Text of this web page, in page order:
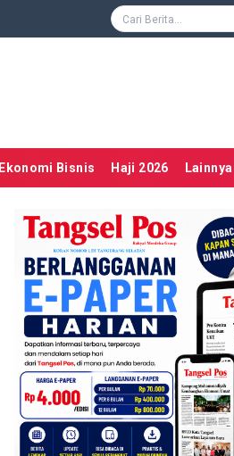
Ekonomi Bisnis Haji 2026 Lainnya